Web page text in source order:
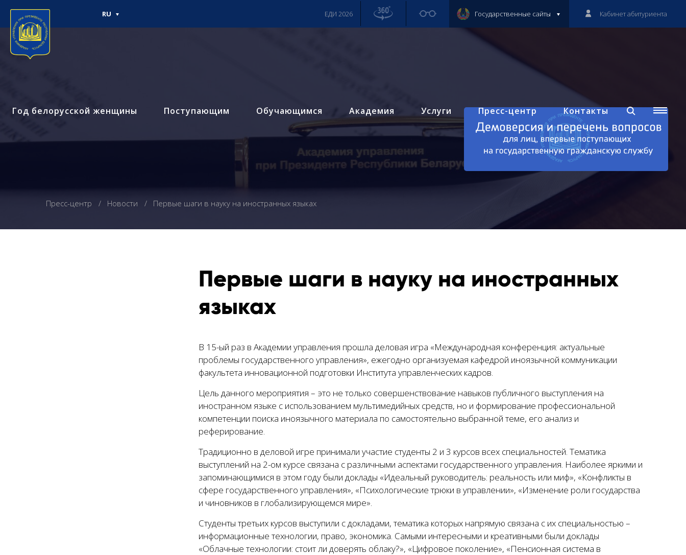
Год белорусской женщины Поступающим Обучающимся Академия Услуги Пресс-центр Контакты
RU ЕДИ 2026 Государственные сайты Кабинет абитуриента
Пресс-центр Новости Первые шаги в науку на иностранных языках
Первые шаги в науку на иностранных
языках
В 15-ый раз в Академии управления прошла деловая игра «Международная конференция: актуальные
проблемы государственного управления», ежегодно организуемая кафедрой иноязычной коммуникации
факультета инновационной подготовки Института управленческих кадров.
Цель данного мероприятия – это не только совершенствование навыков публичного выступления на
иностранном языке с использованием мультимедийных средств, но и формирование профессиональной
компетенции поиска иноязычного материала по самостоятельно выбранной теме, его анализ и
реферирование.
Традиционно в деловой игре принимали участие студенты 2 и 3 курсов всех специальностей. Тематика
выступлений на 2-ом курсе связана с различными аспектами государственного управления. Наиболее яркими и
запоминающимися в этом году были доклады «Идеальный руководитель: реальность или миф», «Конфликты в
сфере государственного управления», «Психологические трюки в управлении», «Изменение роли государства
и чиновников в глобализирующемся мире».
Студенты третьих курсов выступили с докладами, тематика которых напрямую связана с их специальностью –
информационные технологии, право, экономика. Самыми интересными и креативными были доклады
«Облачные технологии: стоит ли доверять облаку?», «Цифровое поколение», «Пенсионная система в